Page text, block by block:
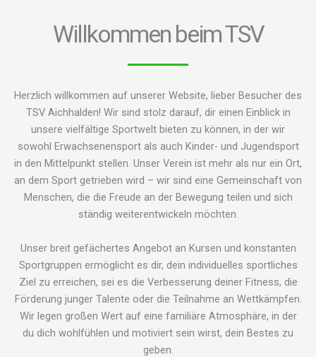
Willkommen beim TSV
Herzlich willkommen auf unserer Website, lieber Besucher des
TSV Aichhalden! Wir sind stolz darauf, dir einen Einblick in
unsere vielfältige Sportwelt bieten zu können, in der wir
sowohl Erwachsenensport als auch Kinder- und Jugendsport
in den Mittelpunkt stellen. Unser Verein ist mehr als nur ein Ort,
an dem Sport getrieben wird – wir sind eine Gemeinschaft von
Menschen, die die Freude an der Bewegung teilen und sich
ständig weiterentwickeln möchten.
Unser breit gefächertes Angebot an Kursen und konstanten
Sportgruppen ermöglicht es dir, dein individuelles sportliches
Ziel zu erreichen, sei es die Verbesserung deiner Fitness, die
Förderung junger Talente oder die Teilnahme an Wettkämpfen.
Wir legen großen Wert auf eine familiäre Atmosphäre, in der
du dich wohlfühlen und motiviert sein wirst, dein Bestes zu
geben.